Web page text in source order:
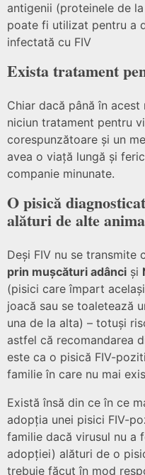
antigenii (proteinele de
poate fi utilizat pentru a
infectată cu FIV
Exista tratament
Chiar dacă până în
niciun tratament pentru
corespunzătoare și un
avea o viață lungă și
companie minunate.
O pisică
alături de alte
Deși FIV nu se transmite
prin mușcături adânci și
(pisici care împart
joacă sau se toaletează
una de la alta) – totuși
astfel că recomandarea
este ca o pisică FIV-
familie în care nu mai
Există însă din ce în ce
adopția unei pisici FIV-
familie dacă virusul nu a
adopției) alături de o
trebuie făcut în mod